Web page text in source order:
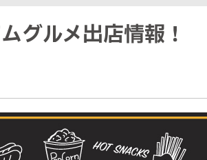
グルメ出店情報！